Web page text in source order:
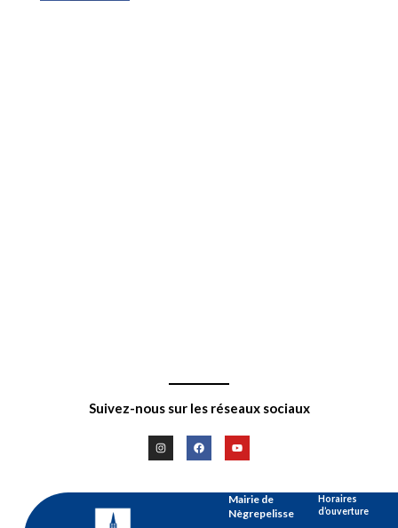
Suivez-nous sur les réseaux sociaux
Mairie de
Nègrepelisse
Horaires
d’ouverture